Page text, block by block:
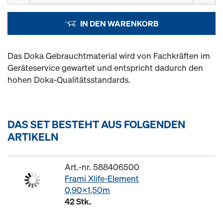
IN DEN WARENKORB
Das Doka Gebrauchtmaterial wird von Fachkräften im
Geräteservice gewartet und entspricht dadurch den
hohen Doka-Qualitätsstandards.
DAS SET BESTEHT AUS FOLGENDEN
ARTIKELN
Art.-nr. 588406500
Frami Xlife-Element
0,90x1,50m
42 Stk.